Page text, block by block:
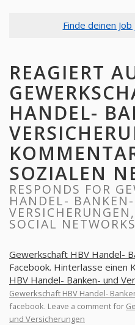
Finde deinen
REAGIERT
HANDEL-
SOZIALEN
RESPONDS FOR
HANDEL-
SOCIAL NETWORKS
Gewerkschaft HBV Handel-
Facebook. Hinterlasse einen
HBV Handel- Banken- und
Gewerkschaft HBV Handel-
facebook. Leave a comment for
und Versicherungen